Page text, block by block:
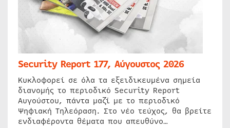
Security Report 177, Αύγουστος 2026
Κυκλοφορεί σε όλα τα εξειδικευμένα σημεία
διανομής το περιοδικό Security Report
Αυγούστου, πάντα μαζί με το περιοδικό
Ψηφιακή Τηλεόραση. Στο νέο τεύχος, θα βρείτε
ενδιαφέροντα θέματα που απευθύνο…